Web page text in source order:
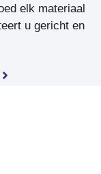
elk materiaal
u gericht en